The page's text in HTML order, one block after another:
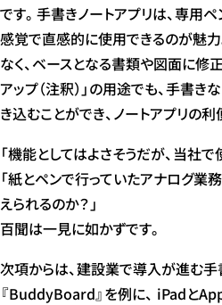
です。手書きノートアプリは、専用ペ
感覚で直感的に使用できるのが魅
なく、ベースとなる書類や図面に修
アップ（注釈）」の用途でも、手書き
き込むことができ、ノートアプリの
「機能としてはよさそうだが、当社で
「紙とペンで行っていたアナログ業
えられるのか？」
百聞は一見に如かずです。
次項からは、建設業で導入が進む手
『BuddyBoard』を例に、 iPadと